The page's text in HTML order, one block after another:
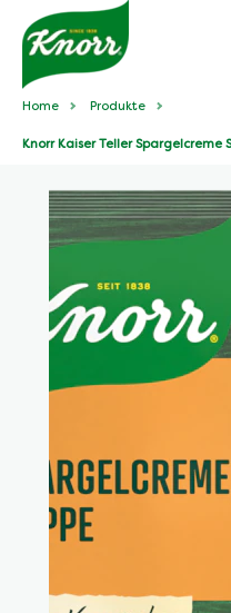
Home Produkte
Knorr Kaiser Teller Spargelcreme